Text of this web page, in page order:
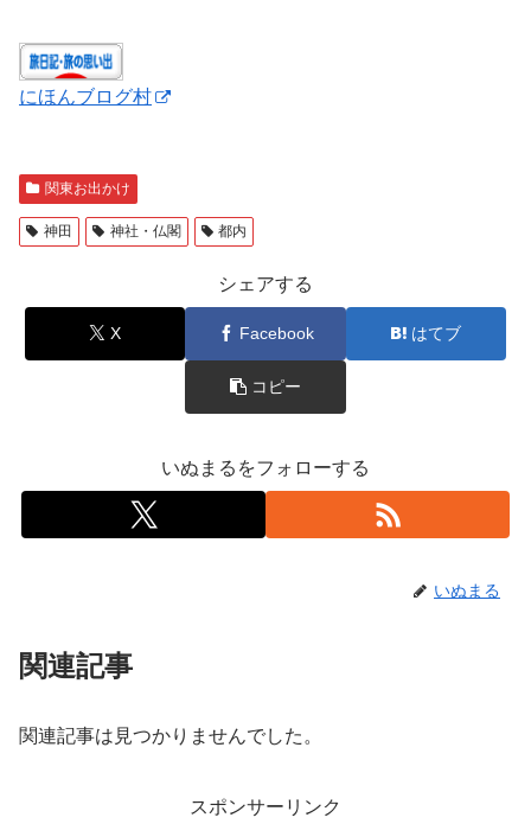
にほんブログ村
関東お出かけ
神田 神社・仏閣 都内
シェアする
X Facebook はてブ
コピー
いぬまるをフォローする
いぬまる
関連記事
関連記事は見つかりませんでした。
スポンサーリンク